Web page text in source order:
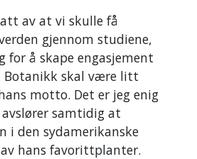
av at vi skulle få
gjennom studiene,
å skape engasjement
Botanikk skal være litt
motto. Det er jeg enig
avslører samtidig at
i den sydamerikanske
hans favorittplanter.